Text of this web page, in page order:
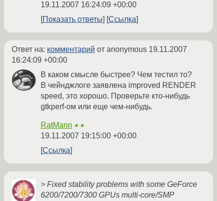
19.11.2007 16:24:09 +00:00
Показать ответы
Ссылка
Ответ на: комментарий от anonymous 19.11.2007
16:24:09 +00:00
В каком смысле быстрее? Чем тестил то?
В чейнджлоге заявлена improved RENDER
speed, это хорошо. Проверьте кто-нибудь
gtkperf-ом или еще чем-нибудь.
RatMann ★★
19.11.2007 19:15:00 +00:00
Ссылка
> Fixed stability problems with some GeForce
6200/7200/7300 GPUs multi-core/SMP